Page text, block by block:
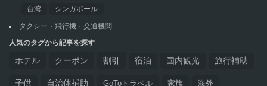
台湾
シンガポール
タクシー・飛行機・交通機関
人気のタグから記事を探す
ホテル クーポン 割引 宿泊 国内観光 旅行補助
子供 自治体補助 GoToトラベル 家族 海外